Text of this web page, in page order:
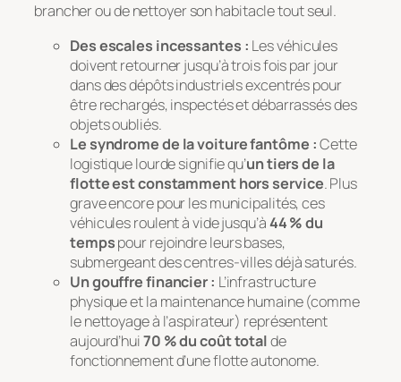
brancher ou de nettoyer son habitacle tout seul.
Des escales incessantes : Les véhicules
doivent retourner jusqu’à trois fois par jour
dans des dépôts industriels excentrés pour
être rechargés, inspectés et débarrassés des
objets oubliés.
Le syndrome de la voiture fantôme :Cette
logistique lourde signifie qu’un tiers de la
flotte est constamment hors service. Plus
grave encore pour les municipalités, ces
véhicules roulent à vide jusqu’à44 % du
tempspour rejoindre leurs bases,
submergeant des centres-villes déjà saturés.
Un gouffre financier : L’infrastructure
physique et la maintenance humaine (comme
le nettoyage à l’aspirateur) représentent
aujourd’hui70 % du coût totalde
fonctionnement d’une flotte autonome.